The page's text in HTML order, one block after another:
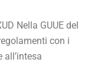
Nella GUUE del
con i
all’intesa